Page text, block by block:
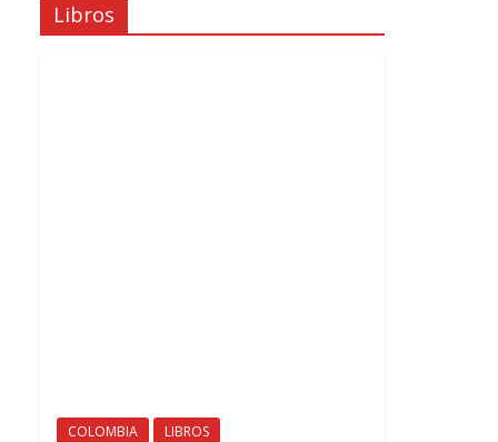
Libros
COLOMBIA LIBROS